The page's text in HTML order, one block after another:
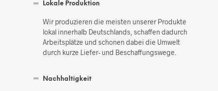
Lokale Produktion
Wir produzieren die meisten unserer Produkte
lokal innerhalb Deutschlands, schaffen dadurch
Arbeitsplätze und schonen dabei die Umwelt
durch kurze Liefer- und Beschaffungswege.
Nachhaltigkeit